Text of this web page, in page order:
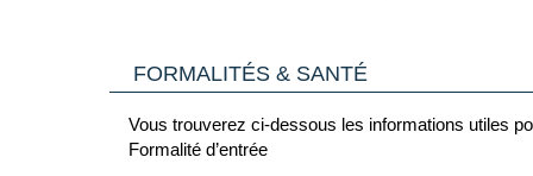
Certains bagages considérés comme « spéciaux
demande préalable auprès du voyagiste.
transport des « bagages spéciaux ». Ce
Votre séjour
La durée du séjour est calculée en fonction du
Les arrivées ou les départs peuvent avoir lieu en
FORMALITÉS & SANTÉ
Vous trouverez ci-dessous les informations utiles
Formalité d’entrée